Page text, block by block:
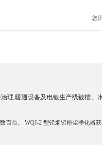
您
理,暖通设备及电镀生产线镀槽、
台。 WQJ-2 型铅烟铅粉尘净化器